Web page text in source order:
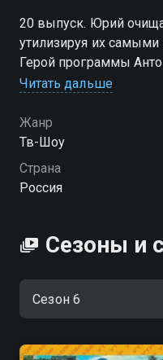
20 выпуск. Юрий
утилизируя их
Герой программы
советского автопрома
цена для этого
автомобиля.Ремонт
захватывающее дерби
скучно не будет.
можете совершенно
качестве на Смотрёшке
Читать дальше
Жанр
Тв-Шоу
Страна
Россия
Сезоны и